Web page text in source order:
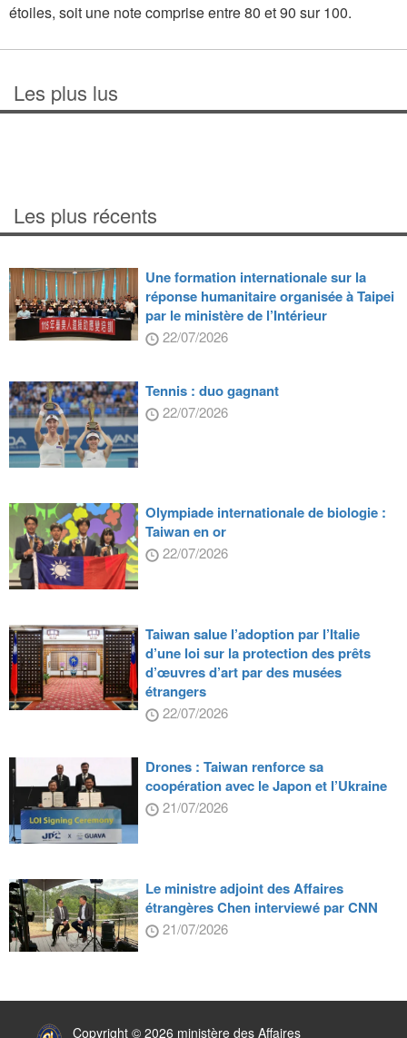
étoiles, soit une note comprise entre 80 et 90 sur 100.
Les plus lus
Les plus récents
Une formation internationale sur la
réponse humanitaire organisée à Taipei
par le ministère de l’Intérieur
22/07/2026
Tennis : duo gagnant
22/07/2026
Olympiade internationale de biologie :
Taiwan en or
22/07/2026
Taiwan salue l’adoption par l’Italie
d’une loi sur la protection des prêts
d’œuvres d’art par des musées
étrangers
22/07/2026
Drones : Taiwan renforce sa
coopération avec le Japon et l’Ukraine
21/07/2026
Le ministre adjoint des Affaires
étrangères Chen interviewé par CNN
21/07/2026
Copyright © 2026 ministère des Affaires